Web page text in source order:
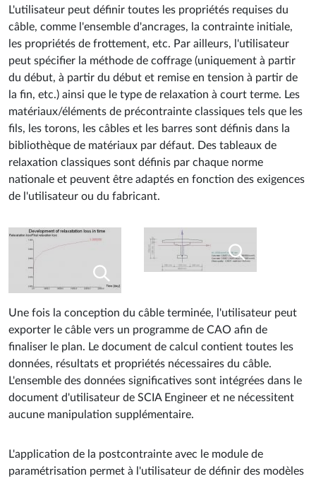
L'utilisateur peut définir toutes les propriétés requises du
câble, comme l'ensemble d'ancrages, la contrainte initiale,
les propriétés de frottement, etc. Par ailleurs, l'utilisateur
peut spécifier la méthode de coffrage (uniquement à partir
du début, à partir du début et remise en tension à partir de
la fin, etc.) ainsi que le type de relaxation à court terme. Les
matériaux/éléments de précontrainte classiques tels que les
fils, les torons, les câbles et les barres sont définis dans la
bibliothèque de matériaux par défaut. Des tableaux de
relaxation classiques sont définis par chaque norme
nationale et peuvent être adaptés en fonction des exigences
de l'utilisateur ou du fabricant.
Une fois la conception du câble terminée, l'utilisateur peut
exporter le câble vers un programme de CAO afin de
finaliser le plan. Le document de calcul contient toutes les
données, résultats et propriétés nécessaires du câble.
L'ensemble des données significatives sont intégrées dans le
document d'utilisateur de SCIA Engineer et ne nécessitent
aucune manipulation supplémentaire.
L'application de la postcontrainte avec le module de
paramétrisation permet à l'utilisateur de définir des modèles